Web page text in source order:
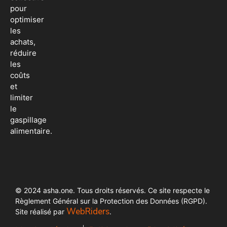
pour
optimiser
les
achats,
réduire
les
coûts
et
limiter
le
gaspillage
alimentaire.
© 2024 asha.one. Tous droits réservés. Ce site respecte le
Règlement Général sur la Protection des Données (RGPD).
Site réalisé par WebRiders.